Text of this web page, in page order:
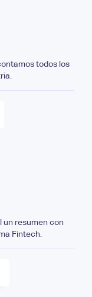
todos los
un resumen con
Fintech.